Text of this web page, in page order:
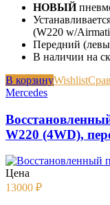
НОВЫЙ
(W220 w/
Передний
В наличии на
В корзинуWishlist
Mercedes
W220 (4WD),
Цена
13000 ₽